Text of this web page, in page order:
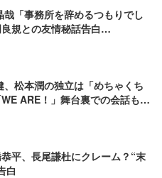
「事務所を辞めるつもりでし
規との友情秘話告白
松本潤の独立は「めちゃくち
ARE！」舞台裏での会話も明
平、長尾謙杜にクレーム？“末
白